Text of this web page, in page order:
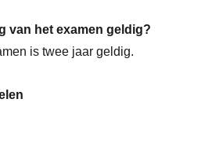
van het examen geldig?
is twee jaar geldig.